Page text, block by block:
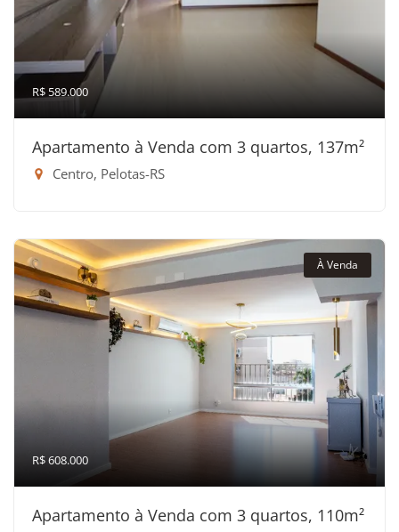
R$ 589.000
Apartamento à Venda com 3 quartos, 137m²
Centro, Pelotas-RS
À Venda
R$ 608.000
Apartamento à Venda com 3 quartos, 110m²